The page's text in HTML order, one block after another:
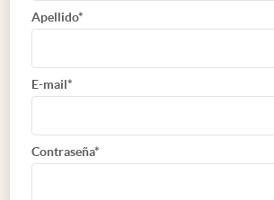
Apellido*
E-mail*
Contraseña*